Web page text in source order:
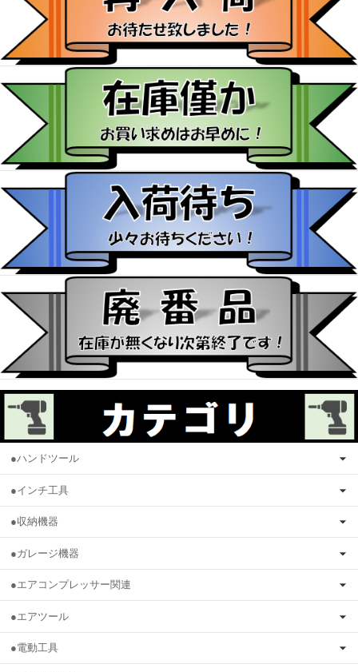
●ハンドツール
●インチ工具
●収納機器
●ガレージ機器
●エアコンプレッサー関連
●エアツール
●電動工具